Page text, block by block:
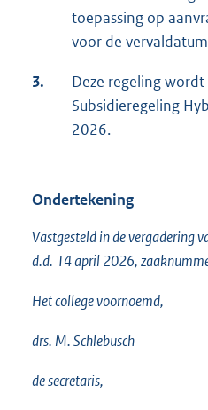
toepassing op
voor de
3.
Deze regeling
Subsidieregeling
2026.
Ondertekening
Vastgesteld in de vergadering
d.d. 14 april 2026,
Het college voornoemd,
drs. M. Schlebusch
de secretaris,